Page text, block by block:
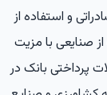
و استفاده از
صنایعی با مزیت
پرداختی بانک در